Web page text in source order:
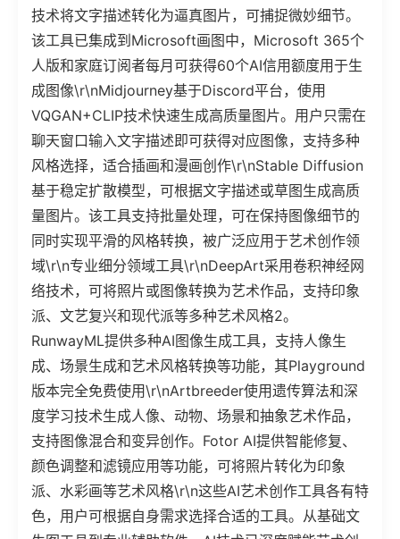
技术将文字描述转化为逼真图片，可捕捉微妙细节。
该工具已集成到Microsoft画图中，Microsoft 365个
人版和家庭订阅者每月可获得60个AI信用额度用于生
成图像\r\nMidjourney基于Discord平台，使用
VQGAN+CLIP技术快速生成高质量图片。用户只需在
聊天窗口输入文字描述即可获得对应图像，支持多种
风格选择，适合插画和漫画创作\r\nStable Diffusion
基于稳定扩散模型，可根据文字描述或草图生成高质
量图片。该工具支持批量处理，可在保持图像细节的
同时实现平滑的风格转换，被广泛应用于艺术创作领
域\r\n专业细分领域工具\r\nDeepArt采用卷积神经网
络技术，可将照片或图像转换为艺术作品，支持印象
派、文艺复兴和现代派等多种艺术风格2。
RunwayML提供多种AI图像生成工具，支持人像生
成、场景生成和艺术风格转换等功能，其Playground
版本完全免费使用\r\nArtbreeder使用遗传算法和深
度学习技术生成人像、动物、场景和抽象艺术作品，
支持图像混合和变异创作。Fotor AI提供智能修复、
颜色调整和滤镜应用等功能，可将照片转化为印象
派、水彩画等艺术风格\r\n这些AI艺术创作工具各有特
色，用户可根据自身需求选择合适的工具。从基础文